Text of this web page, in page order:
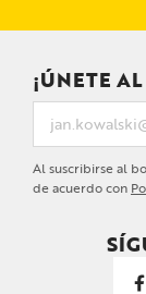
¡ÚNETE
Al suscribirse al
de acuerdo con